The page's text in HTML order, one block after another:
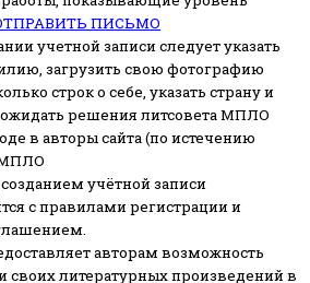
ПИСЬМО
учетной записи следует указать
загрузить свою фотографию
строк о себе, указать страну и
решения литсовета МПЛО
в авторы сайта (по истечению
МПЛО
учётной записи
с правилами регистрации и
авторам возможность
своих литературных произведений в